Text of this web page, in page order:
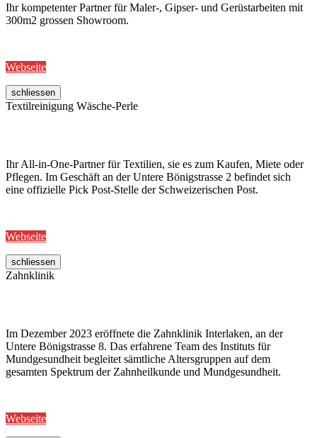
Ihr kompetenter Partner für Maler-, Gipser- und Gerüstarbeiten mit
300m2 grossen Showroom.
Webseite
schliessen
Textilreinigung Wäsche-Perle
Ihr All-in-One-Partner für Textilien, sie es zum Kaufen, Miete oder
Pflegen. Im Geschäft an der Untere Bönigstrasse 2 befindet sich
eine offizielle Pick Post-Stelle der Schweizerischen Post.
Webseite
schliessen
Zahnklinik
Im Dezember 2023 eröffnete die Zahnklinik Interlaken, an der
Untere Bönigstrasse 8. Das erfahrene Team des Instituts für
Mundgesundheit begleitet sämtliche Altersgruppen auf dem
gesamten Spektrum der Zahnheilkunde und Mundgesundheit.
Webseite